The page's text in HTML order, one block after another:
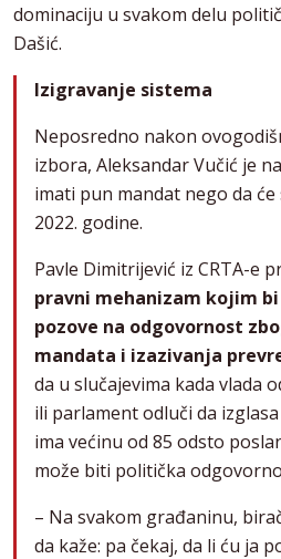
dominaciju u svakom delu
Dašić.
Izigravanje sistema
Neposredno nakon
izbora, Aleksandar Vučić je
imati pun mandat nego da
2022. godine.
Pavle Dimitrijević iz CRTA-e
pravni mehanizam kojim
pozove na odgovornost
mandata i izazivanja
da u slučajevima kada vlada
ili parlament odluči da
ima većinu od 85 odsto
može biti politička
– Na svakom građaninu,
da kaže: pa čekaj, da li ću ja